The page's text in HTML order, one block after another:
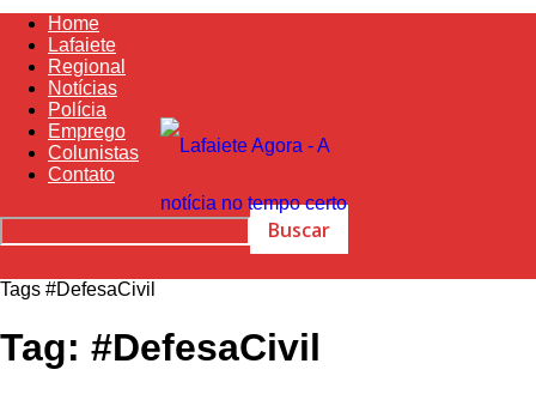
Home
Lafaiete
Regional
Notícias
Polícia
Emprego
Colunistas
Contato
Tags #DefesaCivil
Tag: #DefesaCivil